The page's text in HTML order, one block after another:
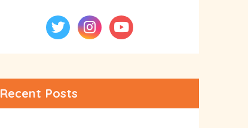
Recent Posts